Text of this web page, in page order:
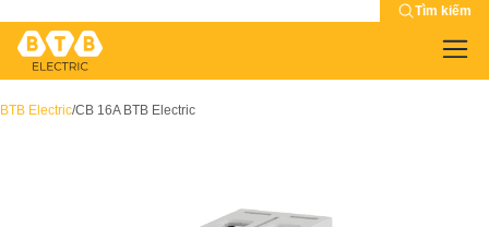
Tìm kiếm
BTB Electric/CB 16A BTB Electric